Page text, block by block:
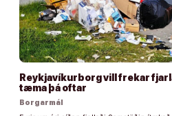
Reykjavíkurborg vill frekar
tæma þá oftar
Borgarmál